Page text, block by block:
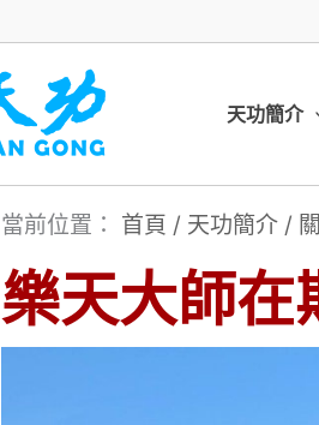
天功簡介
當前位置： 首頁 / 天功簡介 /
樂天大師在